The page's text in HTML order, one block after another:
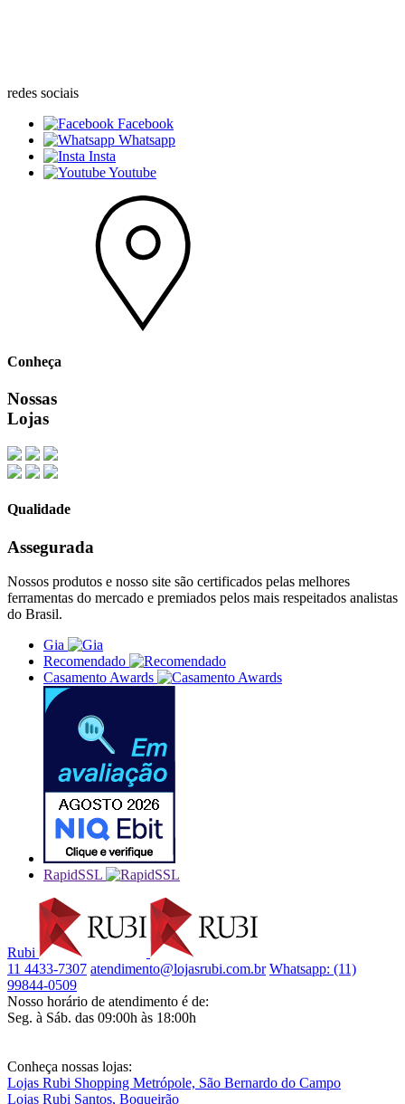
redes sociais
Facebook
Whatsapp
Insta
Youtube
Conheça
Nossas
Lojas
Qualidade
Assegurada
Nossos produtos e nosso site são certificados pelas melhores
ferramentas do mercado e premiados pelos mais respeitados analistas
do Brasil.
Gia
Recomendado
Casamento Awards
RapidSSL
Rubi
11 4433-7307 atendimento@lojasrubi.com.br Whatsapp: (11)
99844-0509
Nosso horário de atendimento é de:
Seg. à Sáb. das 09:00h às 18:00h
Conheça nossas lojas:
Lojas Rubi Shopping Metrópole, São Bernardo do Campo
Lojas Rubi Santos, Boqueirão